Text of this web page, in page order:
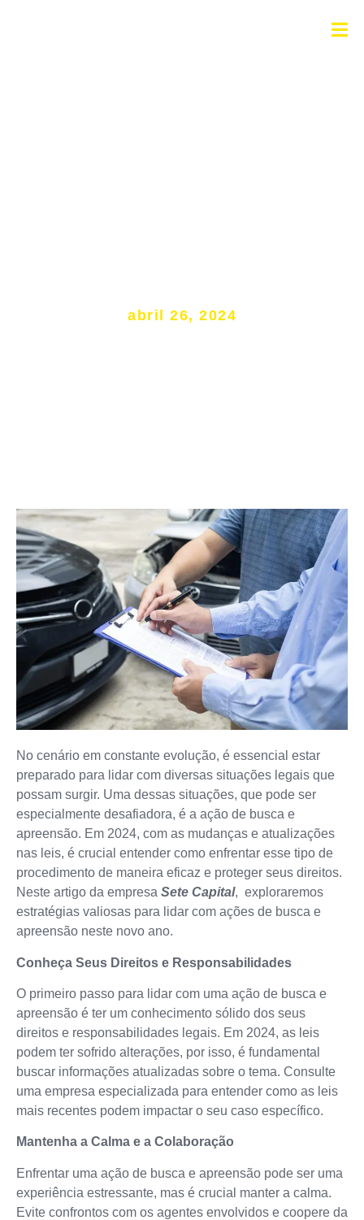
abril 26, 2024
No cenário em constante evolução, é essencial estar
preparado para lidar com diversas situações legais que
possam surgir. Uma dessas situações, que pode ser
especialmente desafiadora, é a ação de busca e
apreensão. Em 2024, com as mudanças e atualizações
nas leis, é crucial entender como enfrentar esse tipo de
procedimento de maneira eficaz e proteger seus direitos.
Neste artigo da empresa Sete Capital, exploraremos
estratégias valiosas para lidar com ações de busca e
apreensão neste novo ano.
Conheça Seus Direitos e Responsabilidades
O primeiro passo para lidar com uma ação de busca e
apreensão é ter um conhecimento sólido dos seus
direitos e responsabilidades legais. Em 2024, as leis
podem ter sofrido alterações, por isso, é fundamental
buscar informações atualizadas sobre o tema. Consulte
uma empresa especializada para entender como as leis
mais recentes podem impactar o seu caso específico.
Mantenha a Calma e a Colaboração
Enfrentar uma ação de busca e apreensão pode ser uma
experiência estressante, mas é crucial manter a calma.
Evite confrontos com os agentes envolvidos e coopere da